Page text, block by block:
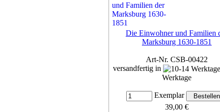
Die Einwohner und Familien
Marksburg 1630-1851
Art-Nr. CSB-00422
versandfertig in
Werktage
Exemplar
39,00 €